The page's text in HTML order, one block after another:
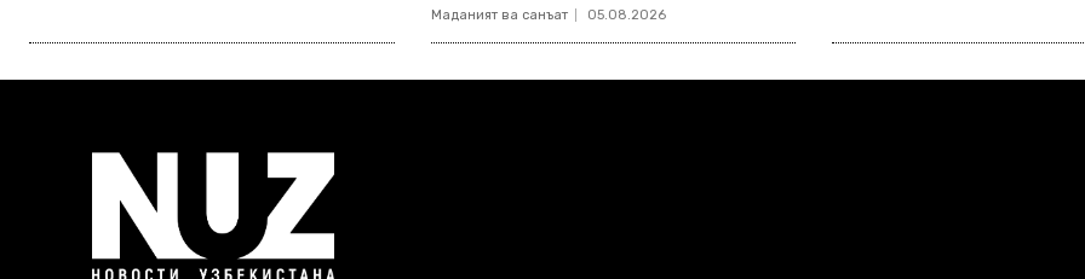
Маданият ва санъат 05.08.2026